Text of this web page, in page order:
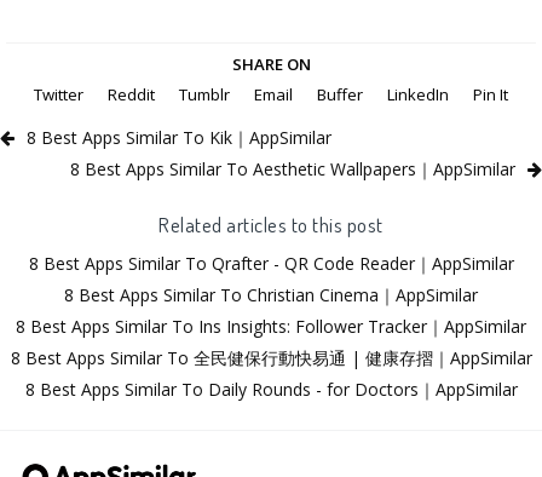
SHARE ON
Twitter
Reddit Tumblr Email Buffer LinkedIn Pin It
8 Best Apps Similar To Kik｜AppSimilar
8 Best Apps Similar To Aesthetic Wallpapers｜AppSimilar
Related articles to this post
8 Best Apps Similar To Qrafter - QR Code Reader｜AppSimilar
8 Best Apps Similar To Christian Cinema｜AppSimilar
8 Best Apps Similar To Ins Insights: Follower Tracker｜AppSimilar
8 Best Apps Similar To 全民健保行動快易通 | 健康存摺｜AppSimilar
8 Best Apps Similar To Daily Rounds - for Doctors｜AppSimilar